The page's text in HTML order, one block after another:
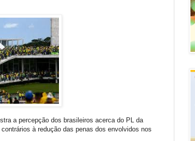
a percepção dos brasileiros acerca do PL da
à redução das penas dos envolvidos nos